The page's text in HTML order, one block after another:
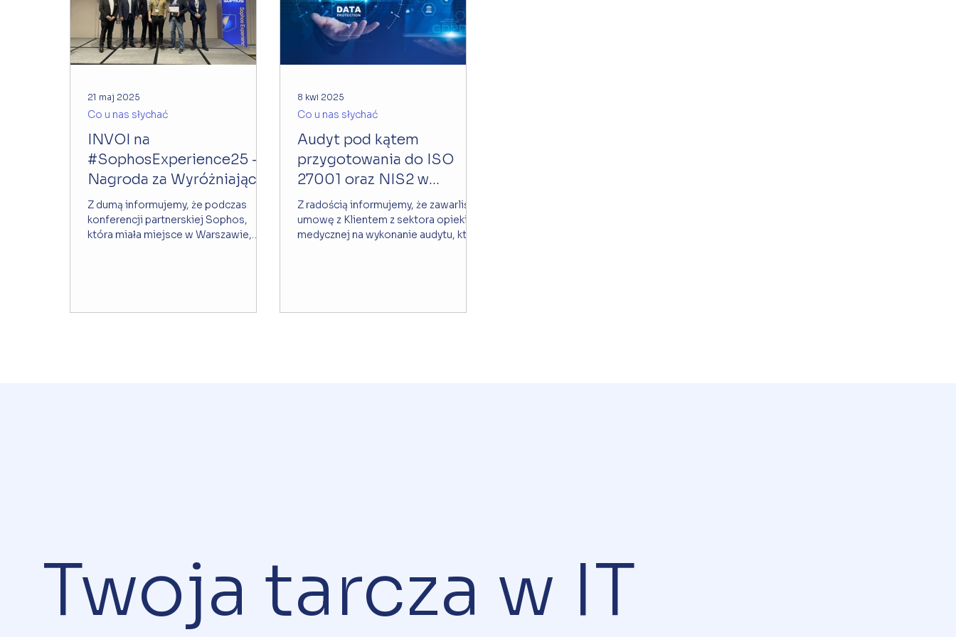
INVOI na
#SophosExperience25 –
Nagroda za Wyróżniające
Partnerstwo!
Z dumą informujemy, że podczas
konferencji partnerskiej Sophos,
która miała miejsce w Warszawie,
Co u nas słychać
21 maj 2025
Audyt pod kątem
przygotowania do ISO
27001 oraz NIS2 w
placówkach medycznych.
Z radością informujemy, że zawarliśmy
umowę z Klientem z sektora opieki
medycznej na wykonanie audytu, który
Co u nas słychać
8 kwi 2025
Twoja tarcza w IT